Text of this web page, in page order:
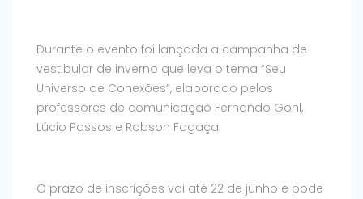
Durante o evento foi lançada a campanha de
vestibular de inverno que leva o tema “Seu
Universo de Conexões”, elaborado pelos
professores de comunicação Fernando Gohl,
Lúcio Passos e Robson Fogaça.
O prazo de inscrições vai até 22 de junho e pode